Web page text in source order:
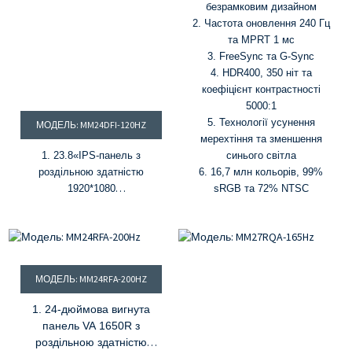
МОДЕЛЬ: MM24DFI-120HZ
1. 23.8« IPS-панель з
роздільною здатністю
1920*1080
3. 16,7 млн ​​кольорів та 72%
коефіцієнт контрастності
1000:1
5. Вільна синхронізація
синхронізація
безрамковим дизайном
2. Частота оновлення 240 Гц
та MPRT 1 мс
3. FreeSync та G-Sync
4. HDR400, 350 ніт та
коефіцієнт контрастності
5000:1
5. Технології усунення
мерехтіння та зменшення
синього світла
6. 16,7 млн ​​кольорів, 99%
sRGB та 72% NTSC
МОДЕЛЬ: MM24RFA-200HZ
1. 24-дюймова вигнута
панель VA 1650R з
роздільною здатністю